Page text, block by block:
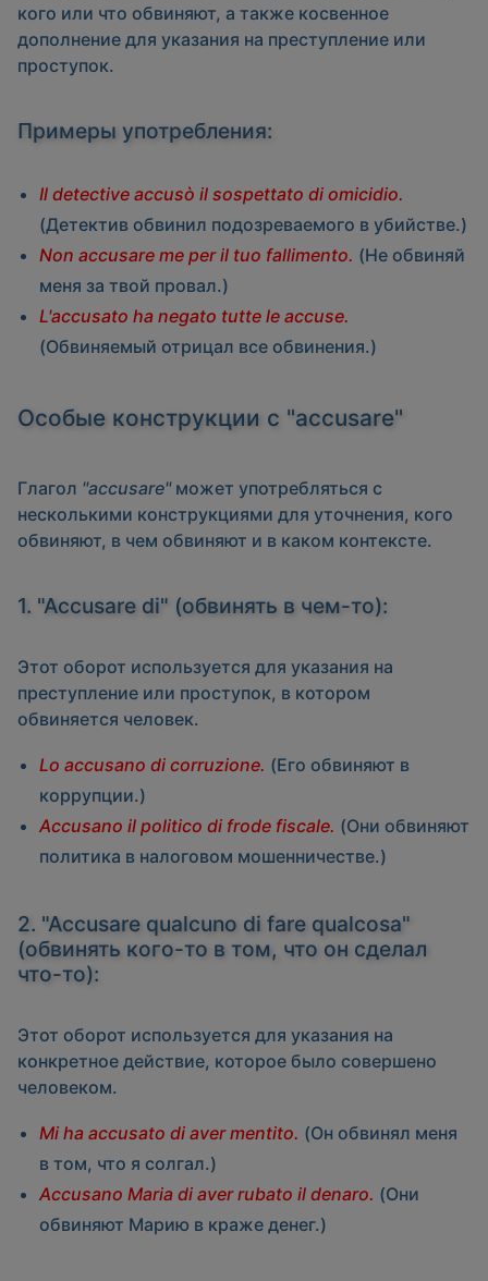
кого или что обвиняют, а также косвенное
дополнение для указания на преступление или
проступок.
Примеры употребления:
Il detective accusò il sospettato di omicidio.
(Детектив обвинил подозреваемого в убийстве.)
Non accusare me per il tuo fallimento. (Не обвиняй
меня за твой провал.)
L'accusato ha negato tutte le accuse.
(Обвиняемый отрицал все обвинения.)
Особые конструкции с "accusare"
Глагол "accusare"может употребляться с
несколькими конструкциями для уточнения, кого
обвиняют, в чем обвиняют и в каком контексте.
1. "Accusare di" (обвинять в чем-то):
Этот оборот используется для указания на
преступление или проступок, в котором
обвиняется человек.
Lo accusano di corruzione. (Его обвиняют в
коррупции.)
Accusano il politico di frode fiscale. (Они обвиняют
политика в налоговом мошенничестве.)
2. "Accusare qualcuno di fare qualcosa"
(обвинять кого-то в том, что он сделал
что-то):
Этот оборот используется для указания на
конкретное действие, которое было совершено
человеком.
Mi ha accusato di aver mentito. (Он обвинял меня
в том, что я солгал.)
Accusano Maria di aver rubato il denaro. (Они
обвиняют Марию в краже денег.)